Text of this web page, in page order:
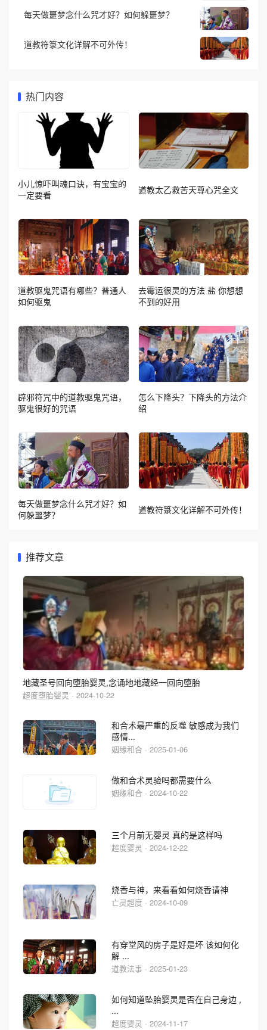
每天做噩梦念什么咒才好？如何躲噩梦？
道教符箓文化详解不可外传！
热门内容
小儿惊吓叫魂口诀，有宝宝的
一定要看
道教太乙救苦天尊心咒全文
道教驱鬼咒语有哪些？普通人
如何驱鬼
去霉运很灵的方法 盐 你想想
不到的好用
辟邪符咒中的道教驱鬼咒语，
驱鬼很好的咒语
怎么下降头？下降头的方法介
绍
每天做噩梦念什么咒才好？如
何躲噩梦？
道教符箓文化详解不可外传！
推荐文章
地藏圣号回向堕胎婴灵,念诵地地藏经一回向堕胎
超度堕胎婴灵 · 2024-10-22
和合术最严重的反噬 敏感成为我们
感情...
姻缘和合 · 2025-01-06
做和合术灵验吗都需要什么
姻缘和合 · 2024-10-22
三个月前无婴灵 真的是这样吗
超度婴灵 · 2024-12-22
烧香与神，来看看如何烧香请神
亡灵超度 · 2024-10-09
有穿堂风的房子是好是坏 该如何化
解 ...
道教法事 · 2025-01-23
如何知道坠胎婴灵是否在自己身边 ,
...
超度婴灵 · 2024-11-17